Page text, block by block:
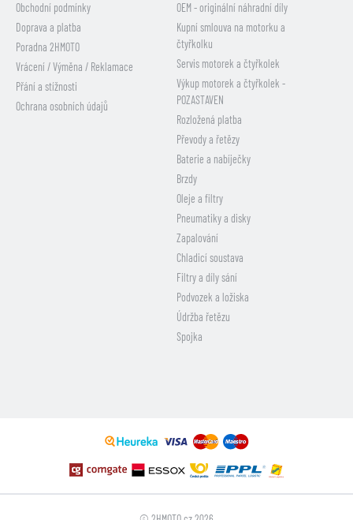
Obchodní podmínky
Doprava a platba
Poradna 2HMOTO
Vrácení / Výměna / Reklamace
Přání a stížnosti
Ochrana osobních údajů
OEM - originální náhradní díly
Kupní smlouva na motorku a
čtyřkolku
Servis motorek a čtyřkolek
Výkup motorek a čtyřkolek -
POZASTAVEN
Rozložená platba
Převody a řetězy
Baterie a nabíječky
Brzdy
Oleje a filtry
Pneumatiky a disky
Zapalování
Chladicí soustava
Filtry a díly sání
Podvozek a ložiska
Údržba řetězu
Spojka